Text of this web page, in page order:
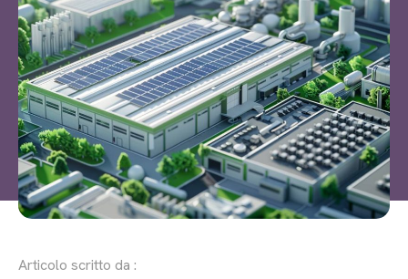
Articolo scritto da :